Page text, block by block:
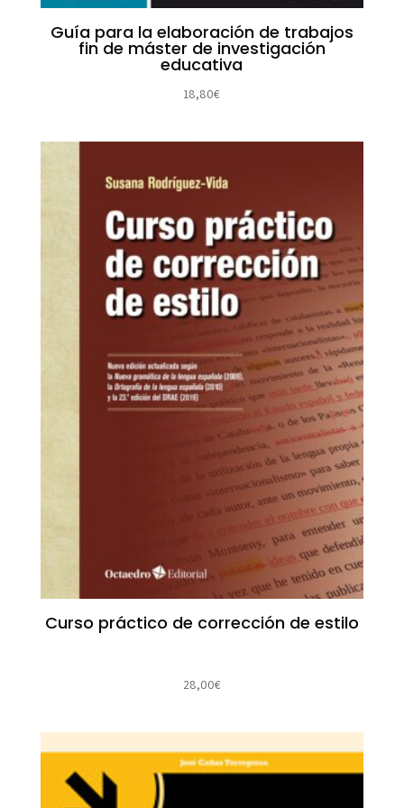
Guía para la elaboración de trabajos
fin de máster de investigación
educativa
18,80€
Curso práctico de corrección de estilo
28,00€